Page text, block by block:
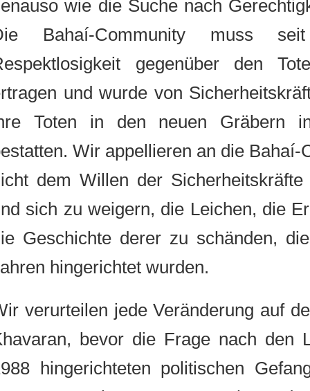
genauso wie die Suche nach
Die Bahaí-Community muss
Respektlosigkeit gegenüber den
ertragen und wurde von
ihre Toten in den neuen
bestatten. Wir appellieren an die
nicht dem Willen der
und sich zu weigern, die Leichen,
die Geschichte derer zu schänden,
Jahren hingerichtet wurden.
Wir verurteilen jede Veränderung
Khavaran, bevor die Frage nach
1988 hingerichteten politischen